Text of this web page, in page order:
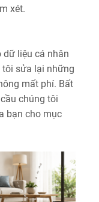
xét.
dữ liệu cá nhân
tôi sửa lại những
mất phí. Bất
chúng tôi
bạn cho mục